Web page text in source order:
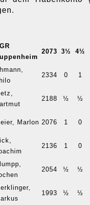
2073 3½ 4½
2334 0 1
2188 ½ ½
Marlon 2076 1 0
2136 1 0
2054 ½ ½
1993 ½ ½